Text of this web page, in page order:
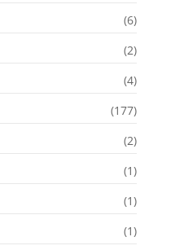
(6)
(2)
(4)
(177)
(2)
(1)
(1)
(1)